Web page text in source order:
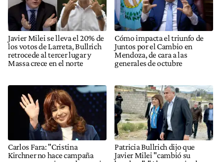
Javier Milei se lleva el 20% de
los votos de Larreta, Bullrich
retrocede al tercer lugar y
Massa crece en el norte
Cómo impacta el triunfo de
Juntos por el Cambio en
Mendoza, de cara a las
generales de octubre
Carlos Fara: "Cristina
Kirchner no hace campaña
Patricia Bullrich dijo que
Javier Milei "cambió su